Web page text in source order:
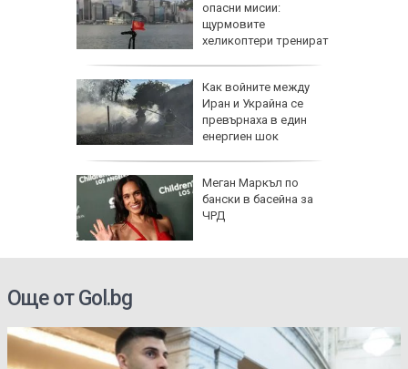
опасни мисии:
щурмовите
хеликоптери тренират
Как войните между
Иран и Украйна се
превърнаха в един
енергиен шок
Меган Маркъл по
бански в басейна за
ЧРД
Още от Gol.bg